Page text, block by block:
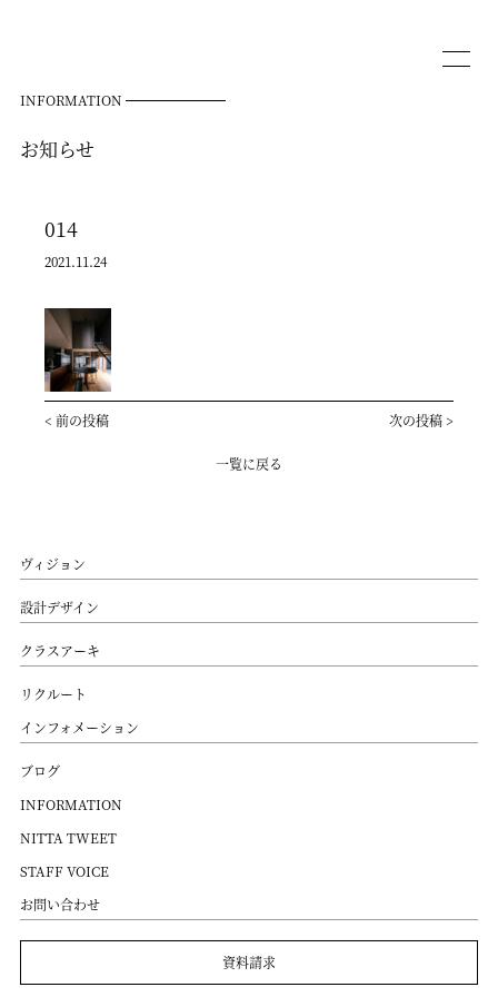
INFORMATION
お知らせ
014
2021.11.24
< 前の投稿 次の投稿 >
一覧に戻る
ヴィジョン
設計デザイン
クラスアーキ
リクルート
インフォメーション
ブログ
INFORMATION
NITTA TWEET
STAFF VOICE
お問い合わせ
資料請求